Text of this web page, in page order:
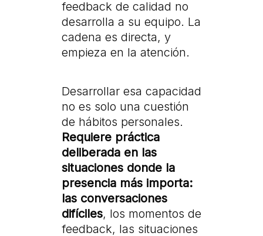
feedback de calidad no
desarrolla a su equipo. La
cadena es directa, y
empieza en la atención.
Desarrollar esa capacidad
no es solo una cuestión
de hábitos personales.
Requiere práctica
deliberada en las
situaciones donde la
presencia más importa:
las conversaciones
difíciles, los momentos de
feedback, las situaciones